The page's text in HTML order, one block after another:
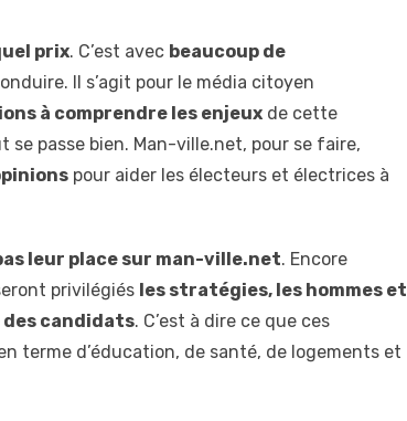
prix. C’est avec beaucoup de
Il s’agit pour le média citoyen
à comprendre les enjeux de cette
se passe bien. Man-ville.net, pour se faire,
pour aider les électeurs et électrices à
leur place sur man-ville.net. Encore
privilégiés les stratégies, les hommes et
des candidats. C’est à dire ce que ces
terme d’éducation, de santé, de logements et